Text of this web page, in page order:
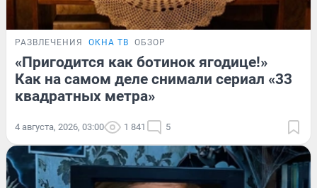
РАЗВЛЕЧЕНИЯ ОКНА ТВ ОБЗОР
«Пригодится как ботинок ягодице!»
Как на самом деле снимали сериал «33
квадратных метра»
4 августа, 2026, 03:00 1 841 5